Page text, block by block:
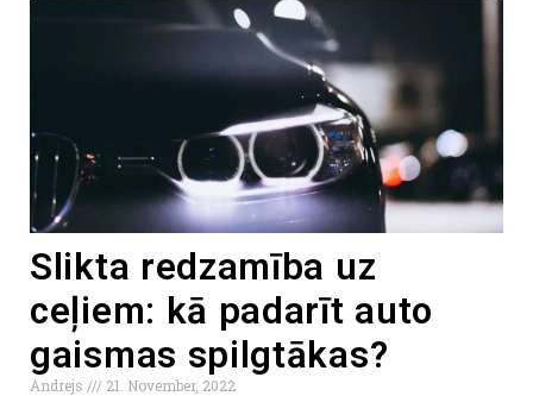
Slikta redzamība uz
ceļiem: kā padarīt auto
gaismas spilgtākas?
Andrejs
21. November, 2022